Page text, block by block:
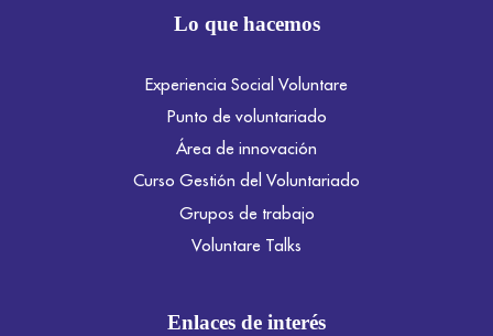
Lo que hacemos
Experiencia Social Voluntare
Punto de voluntariado
Área de innovación
Curso Gestión del Voluntariado
Grupos de trabajo
Voluntare Talks
Enlaces de interés